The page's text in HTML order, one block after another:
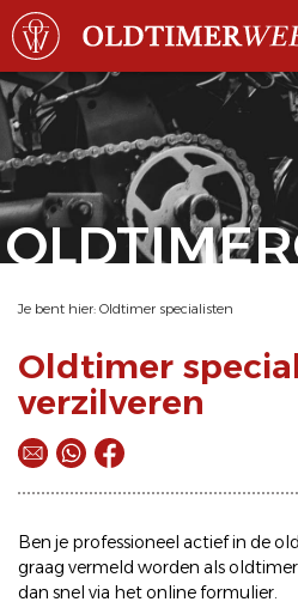
Je bent hier: Oldtimer specialisten
Oldtimer
verzilveren
Ben je professioneel actief in de
graag vermeld worden als
dan snel via hetonline formulier.